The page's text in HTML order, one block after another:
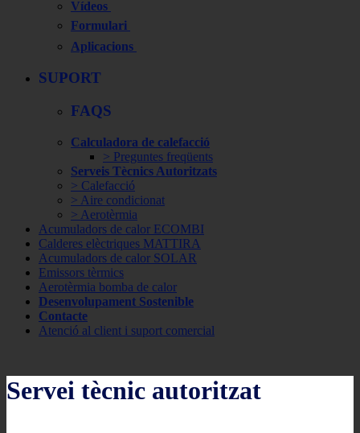
Vídeos
Formulari
Aplicacions
SUPORT
FAQS
Calculadora de calefacció
> Preguntes freqüents
Serveis Tècnics Autoritzats
> Calefacció
> Aire condicionat
> Aerotèrmia
Acumuladors de calor ECOMBI
Calderes elèctriques MATTIRA
Acumuladors de calor SOLAR
Emissors tèrmics
Aerotèrmia bomba de calor
Desenvolupament Sostenible
Contacte
Atenció al client i suport comercial
Servei tècnic autoritzat